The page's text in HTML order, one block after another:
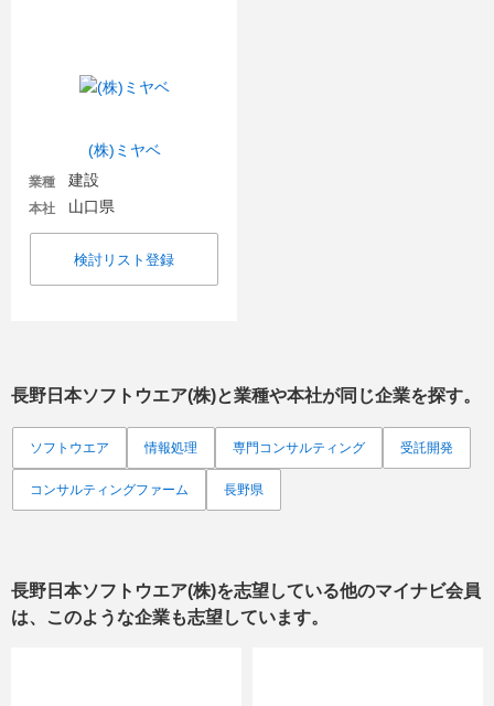
(株)ミヤベ
業種 建設
本社 山口県
検討リスト登録
長野日本ソフトウエア(株)と業種や本社が同じ企業を探す。
ソフトウエア 情報処理 専門コンサルティング 受託開発
コンサルティングファーム 長野県
長野日本ソフトウエア(株)を志望している他のマイナビ会員
は、このような企業も志望しています。